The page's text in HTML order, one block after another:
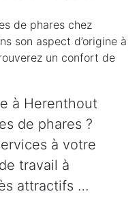
de phares chez
son aspect d’origine à
un confort de
à Herenthout
de phares ?
à votre
travail à
attractifs …